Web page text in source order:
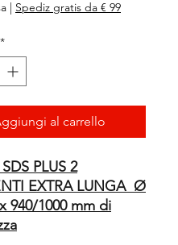
| Spediz gratis da € 99
*
al carrello
PLUS 2
EXTRA LUNGA Ø
940/1000 mm di